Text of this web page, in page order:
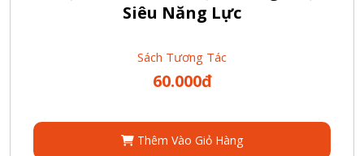
Siêu Năng Lực
Sách Tương Tác
60.000đ
Thêm Vào Giỏ Hàng